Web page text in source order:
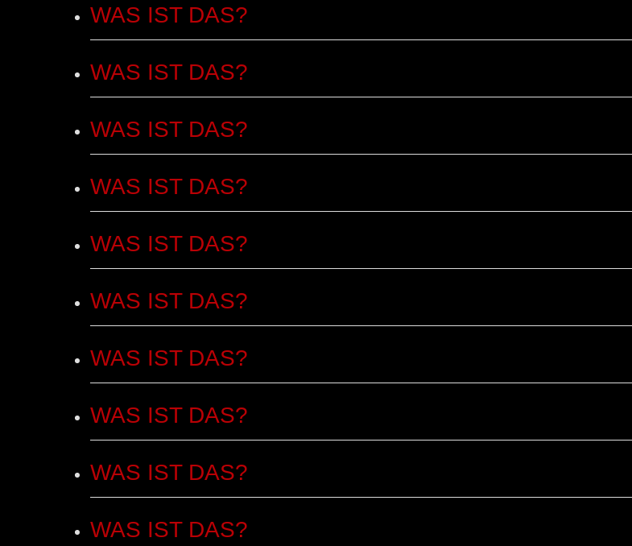
eingeben
WAS IST DAS?
WAS IST DAS?
WAS IST DAS?
WAS IST DAS?
WAS IST DAS?
WAS IST DAS?
WAS IST DAS?
WAS IST DAS?
WAS IST DAS?
WAS IST DAS?